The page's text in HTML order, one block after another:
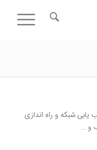
شبکه و راه اندازی
و …